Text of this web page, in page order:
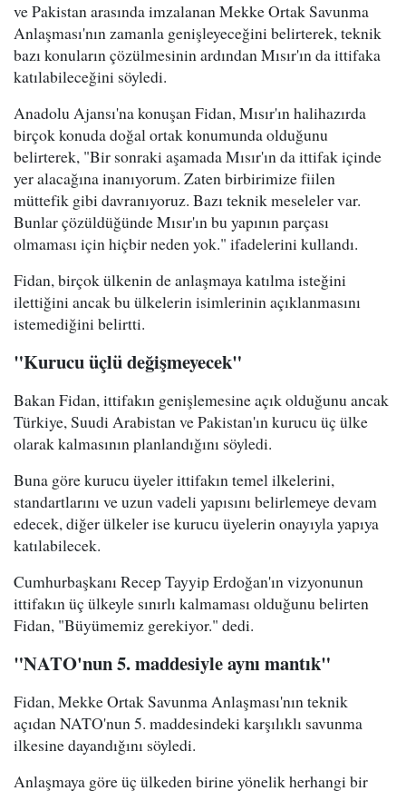
ve Pakistan arasında imzalanan Mekke Ortak Savunma
Anlaşması'nın zamanla genişleyeceğini belirterek, teknik
bazı konuların çözülmesinin ardından Mısır'ın da ittifaka
katılabileceğini söyledi.
Anadolu Ajansı'na konuşan Fidan, Mısır'ın halihazırda
birçok konuda doğal ortak konumunda olduğunu
belirterek, "Bir sonraki aşamada Mısır'ın da ittifak içinde
yer alacağına inanıyorum. Zaten birbirimize fiilen
müttefik gibi davranıyoruz. Bazı teknik meseleler var.
Bunlar çözüldüğünde Mısır'ın bu yapının parçası
olmaması için hiçbir neden yok." ifadelerini kullandı.
Fidan, birçok ülkenin de anlaşmaya katılma isteğini
ilettiğini ancak bu ülkelerin isimlerinin açıklanmasını
istemediğini belirtti.
"Kurucu üçlü değişmeyecek"
Bakan Fidan, ittifakın genişlemesine açık olduğunu ancak
Türkiye, Suudi Arabistan ve Pakistan'ın kurucu üç ülke
olarak kalmasının planlandığını söyledi.
Buna göre kurucu üyeler ittifakın temel ilkelerini,
standartlarını ve uzun vadeli yapısını belirlemeye devam
edecek, diğer ülkeler ise kurucu üyelerin onayıyla yapıya
katılabilecek.
Cumhurbaşkanı Recep Tayyip Erdoğan'ın vizyonunun
ittifakın üç ülkeyle sınırlı kalmaması olduğunu belirten
Fidan, "Büyümemiz gerekiyor." dedi.
"NATO'nun 5. maddesiyle aynı mantık"
Fidan, Mekke Ortak Savunma Anlaşması'nın teknik
açıdan NATO'nun 5. maddesindeki karşılıklı savunma
ilkesine dayandığını söyledi.
Anlaşmaya göre üç ülkeden birine yönelik herhangi bir